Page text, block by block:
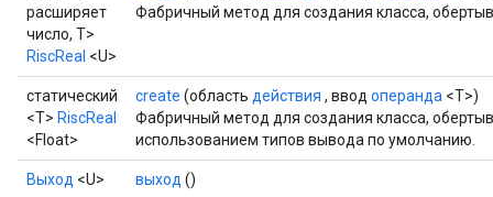
расширяет
число, T>
RiscReal <U>
Фабричный метод для создания класса,
статический
<T> RiscReal
<Float>
create (область действия , ввод операнда <T>)
Фабричный метод для создания класса,
использованием типов вывода по умолчанию.
Выход <U> выход ()